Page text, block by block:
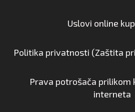
Uslovi online
Politika privatnosti (Zaštita
Prava potrošača prilikom
interneta